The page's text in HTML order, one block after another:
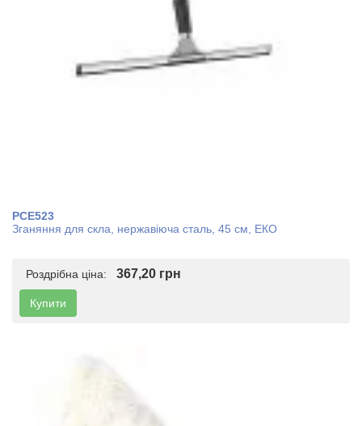
PCE523
Зганяння для скла, нержавіюча сталь, 45 см, ЕКО
Роздрібна ціна: 367,20 грн
Купити